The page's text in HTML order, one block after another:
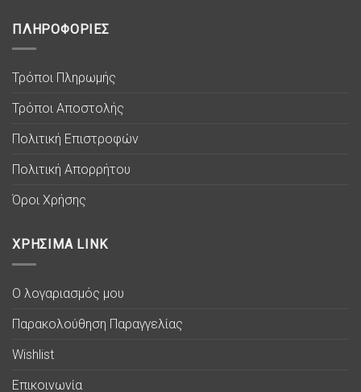
ΠΛΗΡΟΦΟΡΙΕΣ
Τρόποι Πληρωμής
Τρόποι Αποστολής
Πολιτική Επιστροφών
Πολιτική Απορρήτου
Όροι Χρήσης
ΧΡΗΣΙΜΑ LINK
Ο λογαριασμός μου
Παρακολούθηση Παραγγελίας
Wishlist
Επικοινωνία